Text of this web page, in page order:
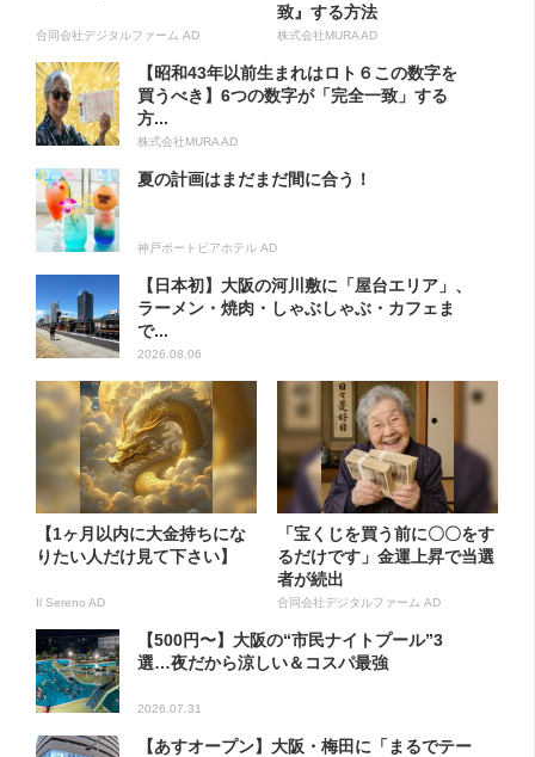
合同会社デジタルファーム AD
致』する方法
株式会社MURA AD
【昭和43年以前生まれはロト６この数字を
買うべき】6つの数字が「完全一致」する
方...
株式会社MURA AD
夏の計画はまだまだ間に合う！
神戸ポートピアホテル AD
【日本初】大阪の河川敷に「屋台エリア」、
ラーメン・焼肉・しゃぶしゃぶ・カフェま
で...
2026.08.06
【1ヶ月以内に大金持ちにな
りたい人だけ見て下さい】
Il Sereno AD
「宝くじを買う前に〇〇をす
るだけです」金運上昇で当選
者が続出
合同会社デジタルファーム AD
【500円〜】大阪の“市民ナイトプール”3
選…夜だから涼しい＆コスパ最強
2026.07.31
【あすオープン】大阪・梅田に「まるでテー